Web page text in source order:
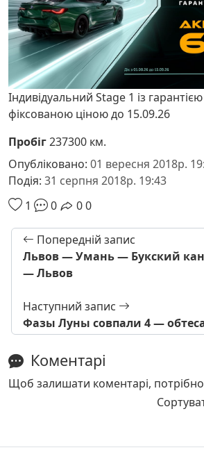
Індивідуальний Stage 1 із
фіксованою ціною до 15.09.26
Пробіг237300 км.
Опубліковано: 01 вересня 2018р.
Подія: 31 серпня 2018р. 19:43
1
0 00
Попередній запис
Львов — Умань — Букский
— Львов
Наступний запис
Фазы Луны совпали 4 —
Коментарі
Щоб залишати коментарі, потрібно